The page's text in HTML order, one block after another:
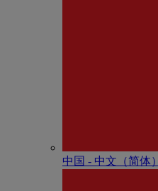
中国 - 中⽂（简体）